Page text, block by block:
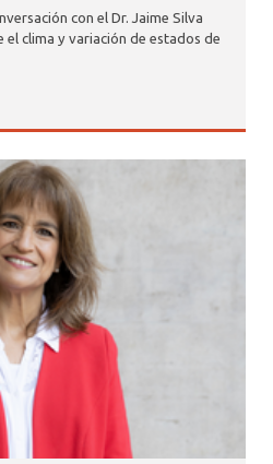
con el Dr. Jaime Silva
el clima y variación de estados de